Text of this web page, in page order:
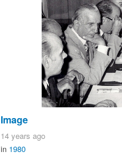
Image
14 years ago
in 1980